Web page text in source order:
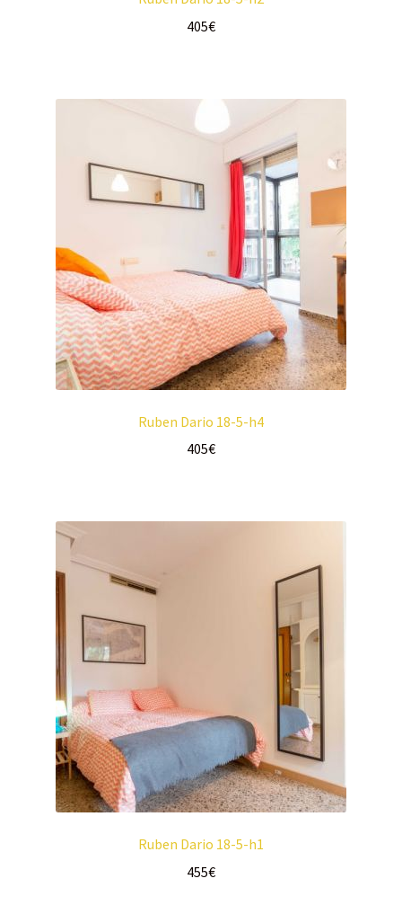
405€
Ruben Dario 18-5-h4
405€
Ruben Dario 18-5-h1
455€